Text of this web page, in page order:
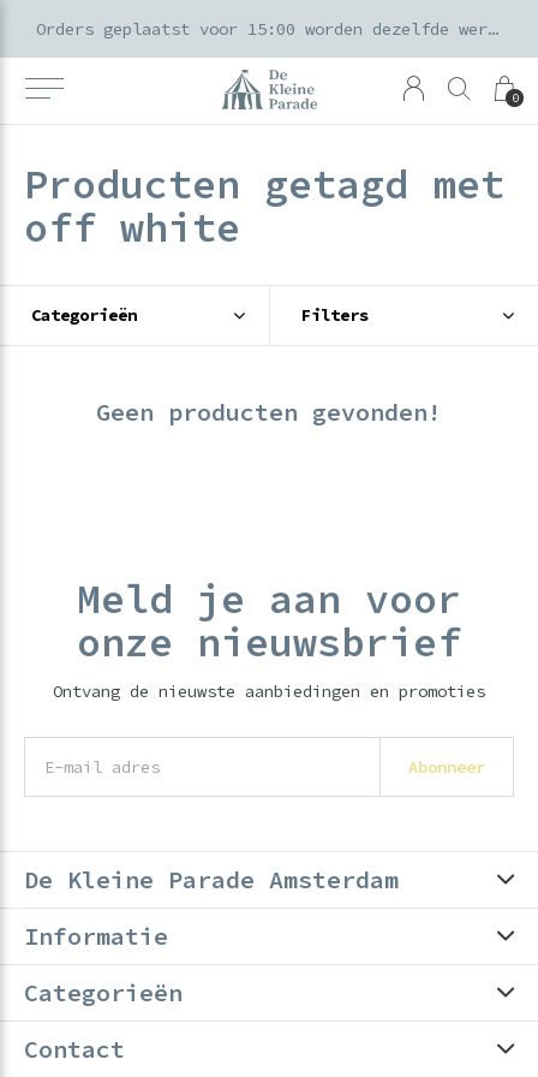
0
Orders geplaatst voor 15:00 worden dezelfde werkdag verzonden
Producten getagd met
off white
Categorieën Filters
Geen producten gevonden!
Meld je aan voor
onze nieuwsbrief
Ontvang de nieuwste aanbiedingen en promoties
Abonneer
De Kleine Parade Amsterdam
Informatie
Categorieën
Contact